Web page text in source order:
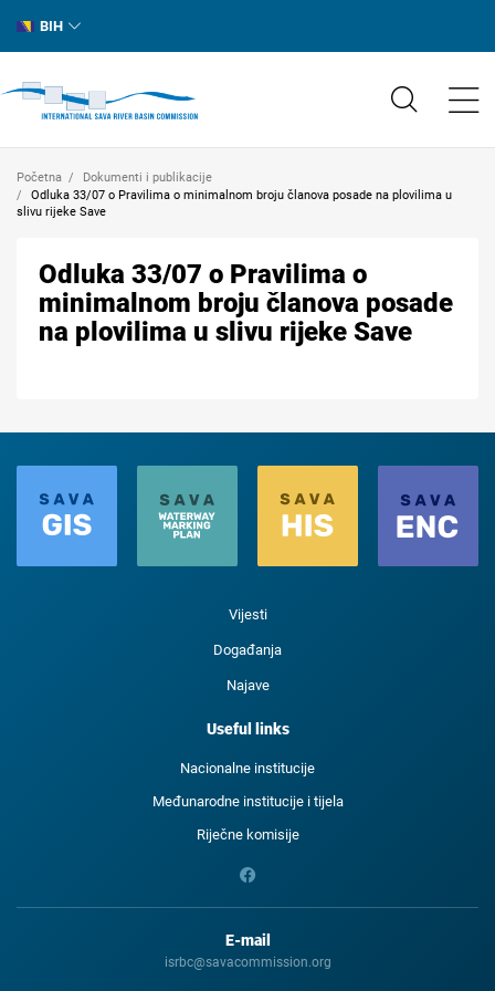
BIH
Početna
Dokumenti i publikacije
Odluka 33/07 o Pravilima o minimalnom broju članova posade na plovilima u
slivu rijeke Save
Odluka 33/07 o Pravilima o
minimalnom broju članova posade
na plovilima u slivu rijeke Save
Vijesti
Događanja
Najave
Useful links
Nacionalne institucije
Međunarodne institucije i tijela
Riječne komisije
E-mail
isrbc@savacommission.org